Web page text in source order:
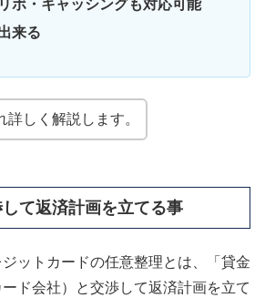
ボ・キャッシングも対応可能
来る
詳しく解説します。
て返済計画を立てる事
ットカードの任意整理とは、「貸金
ド会社）と交渉して返済計画を立て